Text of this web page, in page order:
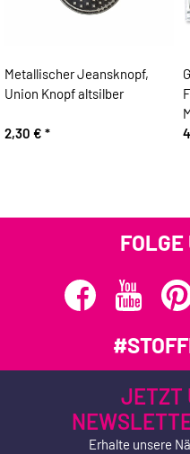
Metallischer Jeansknopf,
Union Knopf altsilber
2,30 € *
JETZT
Erhalte unsere